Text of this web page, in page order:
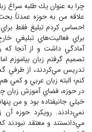
چرا به عنوان يك طلبه سراغ
علاقه من به حوزه عمدتاً
احساس كردم تبليغ فقط
براي فعاليت‌هاي تبليغي
آمادگي داشت و از آنجا كه
تصميم گرفتم زبان بياموزم
تدريس مي‌كردند، از طرفي
كنم؛ البته زبان عربي و كمي
در حوزه، فضاي آموزش زبان
خيلي جانيفتاده بود و من
نمي‌دادند. رويكرد حوزه آن
مي‌دانستند و معتقد نبودند